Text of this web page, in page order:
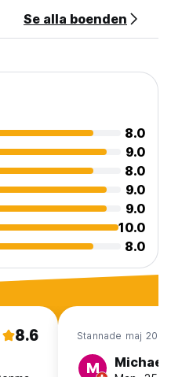
Se alla boenden
8.0
9.0
8.0
9.0
9.0
10.0
8.0
8.6 Stannade maj 2019
M Michael